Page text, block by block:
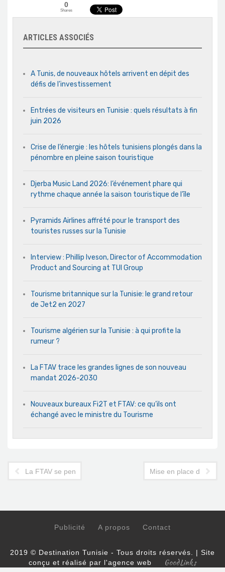
0
Shares
ARTICLES ASSOCIÉS
A Tunis, de nouveaux hôtels arrivent en dépit des
défis de l’investissement
Entrées de visiteurs en Tunisie : quels résultats à fin
juin 2026
Crise de l’énergie : les hôtels tunisiens plongés dans la
pénombre en pleine saison touristique
Djerba Music Land 2026: l’événement phare qui
rythme chaque année la saison touristique de l’île
Pyramids Airlines affrété pour le transport des
touristes russes sur la Tunisie
Interview : Phillip Iveson, Director of Accommodation
Product and Sourcing at TUI Group
Tourisme britannique sur la Tunisie: le grand retour
de Jet2 en 2027
Tourisme algérien sur la Tunisie : à qui profite la
rumeur ?
La FTAV trace les grandes lignes de son nouveau
mandat 2026-2030
Nouveaux bureaux Fi2T et FTAV: ce qu’ils ont
échangé avec le ministre du Tourisme
La FTAV se penche sur le marché russe avec ses principaux
Mise en place d’une
Publicité A propos Contact
2019 © Destination Tunisie - Tous droits réservés. | Site
conçu et réalisé par l'agence web
GoodLinks